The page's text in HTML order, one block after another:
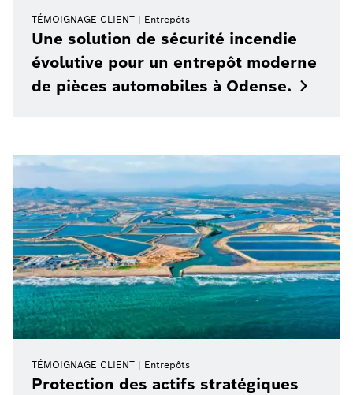
TÉMOIGNAGE CLIENT Entrepôts
Une solution de sécurité incendie
évolutive pour un entrepôt moderne
de pièces automobiles à Odense.
TÉMOIGNAGE CLIENT Entrepôts
Protection des actifs stratégiques